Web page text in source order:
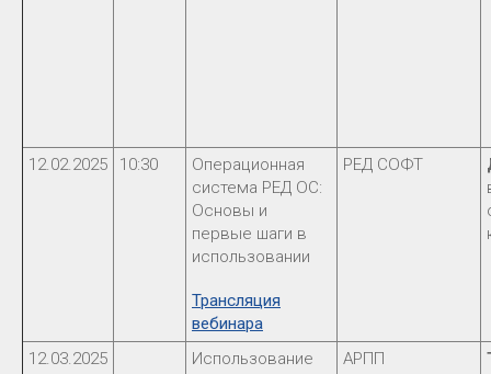
12.02.2025 10:30
Операционная
система РЕД ОС:
Основы и
первые шаги в
использовании
Трансляция
вебинара
РЕД СОФТ
12.03.2025
Использование
АРПП